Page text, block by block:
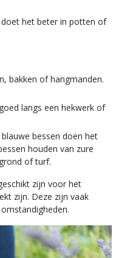
het beter in potten of
bakken of hangmanden.
langs een hekwerk of
bessen doen het
houden van zure
of turf.
zijn voor het
zijn. Deze zijn vaak